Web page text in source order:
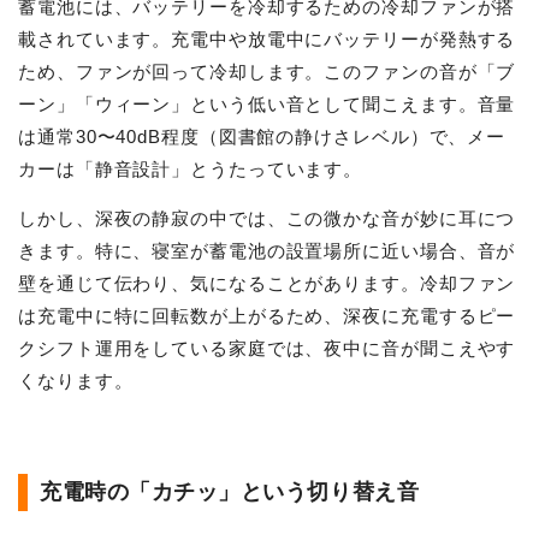
蓄電池には、バッテリーを冷却するための冷却ファンが搭
載されています。充電中や放電中にバッテリーが発熱する
ため、ファンが回って冷却します。このファンの音が「ブ
ーン」「ウィーン」という低い音として聞こえます。音量
は通常30〜40dB程度（図書館の静けさレベル）で、メー
カーは「静音設計」とうたっています。
しかし、深夜の静寂の中では、この微かな音が妙に耳につ
きます。特に、寝室が蓄電池の設置場所に近い場合、音が
壁を通じて伝わり、気になることがあります。冷却ファン
は充電中に特に回転数が上がるため、深夜に充電するピー
クシフト運用をしている家庭では、夜中に音が聞こえやす
くなります。
充電時の「カチッ」という切り替え音